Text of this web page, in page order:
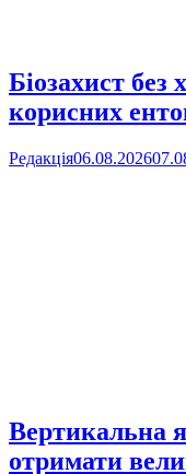
Біозахист без
корисних
Редакція06.08.2026
Вертикальна
отримати